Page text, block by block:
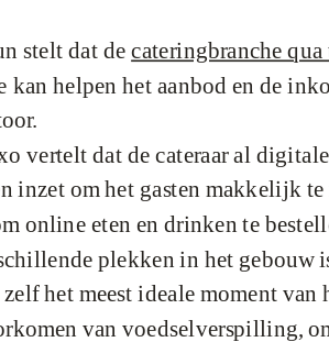
steltdat decateringbranche
helpen het aanbod en de
vertelt dat de cateraar al
inzet om het gasten makkelijk te
online eten en drinken te
plekken in het gebouw
het meest ideale moment van
van voedselverspilling,